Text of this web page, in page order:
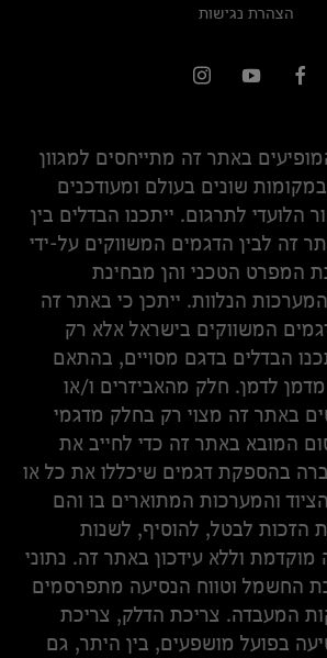
הצהרת נגישות
באתר זה מתייחסים למגוון
שונים בעולם ומעודכנים
הלועדי לתרגום. ייתכנו הבדלים בין
זה לבין הדגמים המשווקים על-ידי
המפרט הטכני והן מבחינת
הנלוות. ייתכן כי באתר זה
המשווקים בישראל אלא רק
הבדלים בדגם מסויים, בהתאם
לדמן. חלק מהאביזרים ו/או
באתר זה מצוי רק בחלק מדגמי
המובא באתר זה כדי לחייב את
בהספקת דגמים שיכללו את כל או
והמערכות המתוארים בו והם
הזכות לבטל, להוסיף, לשנות
וללא עידכון באתר זה. נתוני
החשמל וטווח הנסיעה מתפרסמים
המעבדה. צריכת הדלק, צריכת
בפועל מושפעים, בין היתר, גם